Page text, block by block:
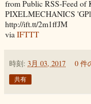
from Public RSS-Feed of
PIXELMECHANICS
http://ift.tt/2m1ffJM
via IFTTT
時刻: 3月 03, 2017 0 件
共有